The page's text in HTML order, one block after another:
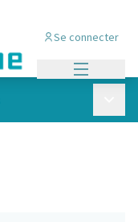
Se connecter